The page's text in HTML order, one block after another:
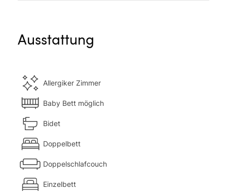
Ausstattung
Allergiker Zimmer
Baby Bett möglich
Bidet
Doppelbett
Doppelschlafcouch
Einzelbett